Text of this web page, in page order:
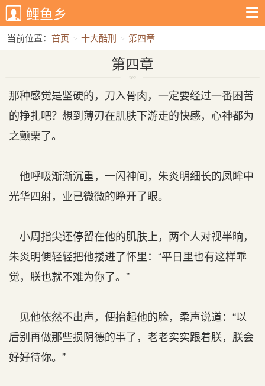
鲤鱼乡
当前位置： 首页 十大酷刑 第四章
第四章
那种感觉是坚硬的，刀入骨肉，一定要经过一番困苦
的挣扎吧？想到薄刃在肌肤下游走的快感，心神都为
之颤栗了。
他呼吸渐渐沉重，一闪神间，朱炎明细长的凤眸中
光华四射，业已微微的睁开了眼。
小周指尖还停留在他的肌肤上，两个人对视半晌，
朱炎明便轻轻把他搂进了怀里：“平日里也有这样乖
觉，朕也就不难为你了。”
见他依然不出声，便抬起他的脸，柔声说道：“以
后别再做那些损阴德的事了，老老实实跟着朕，朕会
好好待你。”